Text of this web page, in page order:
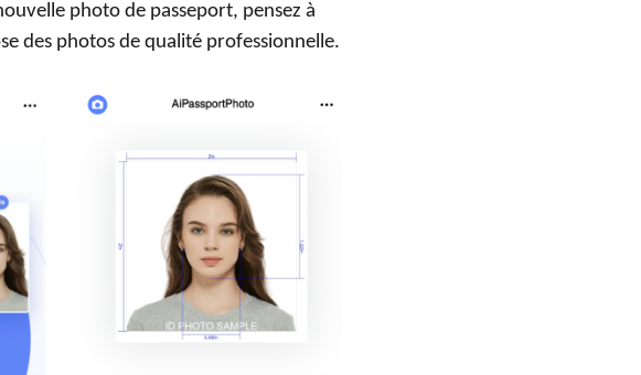
photo de passeport, pensez à
des photos de qualité professionnelle.